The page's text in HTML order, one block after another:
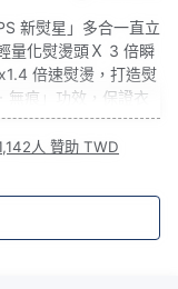
新熨星」多合一直立
量化熨燙頭Ｘ 3 倍瞬
倍速熨燙，打造熨
無痕」功效，保證衣
除 99.9% 細菌、蟎
」！
人 贊助 TWD